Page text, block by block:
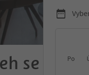
Po
se